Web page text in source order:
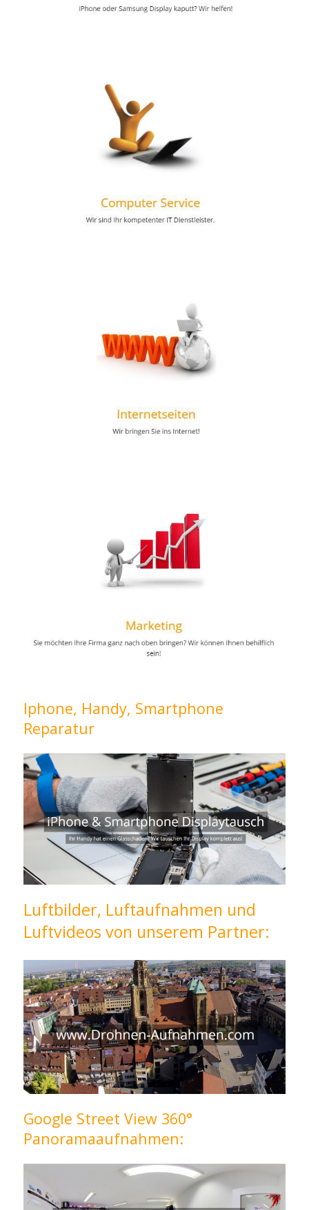
Iphone, Handy, Smartphone
Reparatur
Luftbilder, Luftaufnahmen und
Luftvideos von unserem Partner:
Google Street View 360°
Panoramaaufnahmen: